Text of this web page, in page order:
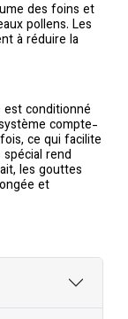
des foins et
pollens. Les
à réduire la
est conditionné
compte-
ce qui facilite
rend
les gouttes
et